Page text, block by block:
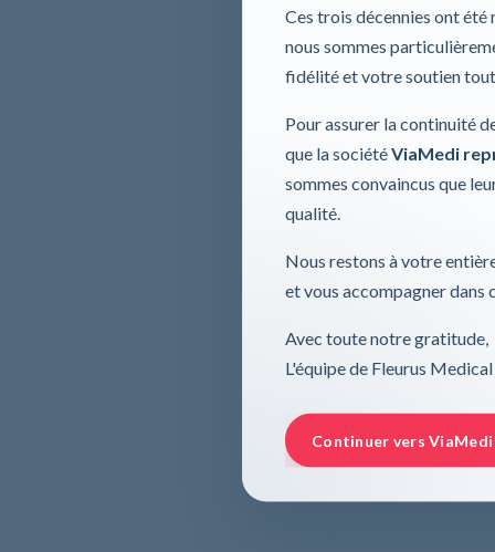
Ces trois décennies ont
nous sommes
fidélité et votre soutien
Pour assurer la continuité
que la sociétéViaMedi
sommes convaincus que
qualité.
Nous restons à votre
et vous accompagner dans
Avec toute notre gratitude,
L'équipe de Fleurus Medical
Continuer vers ViaMedi